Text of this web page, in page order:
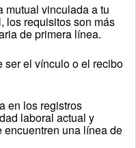
mutual vinculada a tu
los requisitos son más
de primera línea.
ser el vínculo o el recibo
en los registros
laboral actual y
una línea de